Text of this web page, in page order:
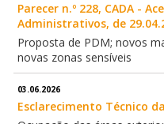
Parecer n.º 228, CADA -
Administrativos, de
Proposta de PDM; novos
novas zonas sensíveis
03.06.2026
Esclarecimento Técnico